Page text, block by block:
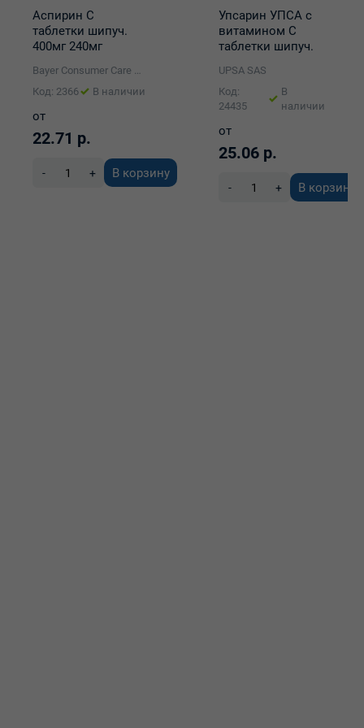
Аспирин С
таблетки шипуч.
400мг 240мг
Bayer Consumer Care AG,Швейцария manufactured by Bayer Bitterfeld GmbH
Код: 2366
В наличии
от
22.71 р.
- + В корзину
Упсарин УПСА с
витамином С
таблетки шипуч.
упаковка №20
UPSA SAS
Код:
24435
В
наличии
от
25.06 р.
- + В корзину